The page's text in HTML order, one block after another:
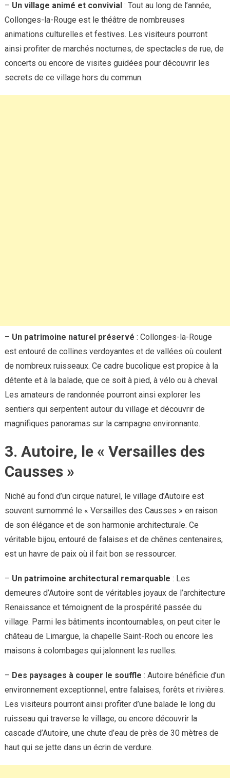
– Un village animé et convivial : Tout au long de l’année,
Collonges-la-Rouge est le théâtre de nombreuses
animations culturelles et festives. Les visiteurs pourront
ainsi profiter de marchés nocturnes, de spectacles de rue, de
concerts ou encore de visites guidées pour découvrir les
secrets de ce village hors du commun.
– Un patrimoine naturel préservé : Collonges-la-Rouge
est entouré de collines verdoyantes et de vallées où coulent
de nombreux ruisseaux. Ce cadre bucolique est propice à la
détente et à la balade, que ce soit à pied, à vélo ou à cheval.
Les amateurs de randonnée pourront ainsi explorer les
sentiers qui serpentent autour du village et découvrir de
magnifiques panoramas sur la campagne environnante.
3. Autoire, le « Versailles des
Causses »
Niché au fond d’un cirque naturel, le village d’Autoire est
souvent surnommé le « Versailles des Causses » en raison
de son élégance et de son harmonie architecturale. Ce
véritable bijou, entouré de falaises et de chênes centenaires,
est un havre de paix où il fait bon se ressourcer.
– Un patrimoine architectural remarquable : Les
demeures d’Autoire sont de véritables joyaux de l’architecture
Renaissance et témoignent de la prospérité passée du
village. Parmi les bâtiments incontournables, on peut citer le
château de Limargue, la chapelle Saint-Roch ou encore les
maisons à colombages qui jalonnent les ruelles.
– Des paysages à couper le souffle : Autoire bénéficie d’un
environnement exceptionnel, entre falaises, forêts et rivières.
Les visiteurs pourront ainsi profiter d’une balade le long du
ruisseau qui traverse le village, ou encore découvrir la
cascade d’Autoire, une chute d’eau de près de 30 mètres de
haut qui se jette dans un écrin de verdure.